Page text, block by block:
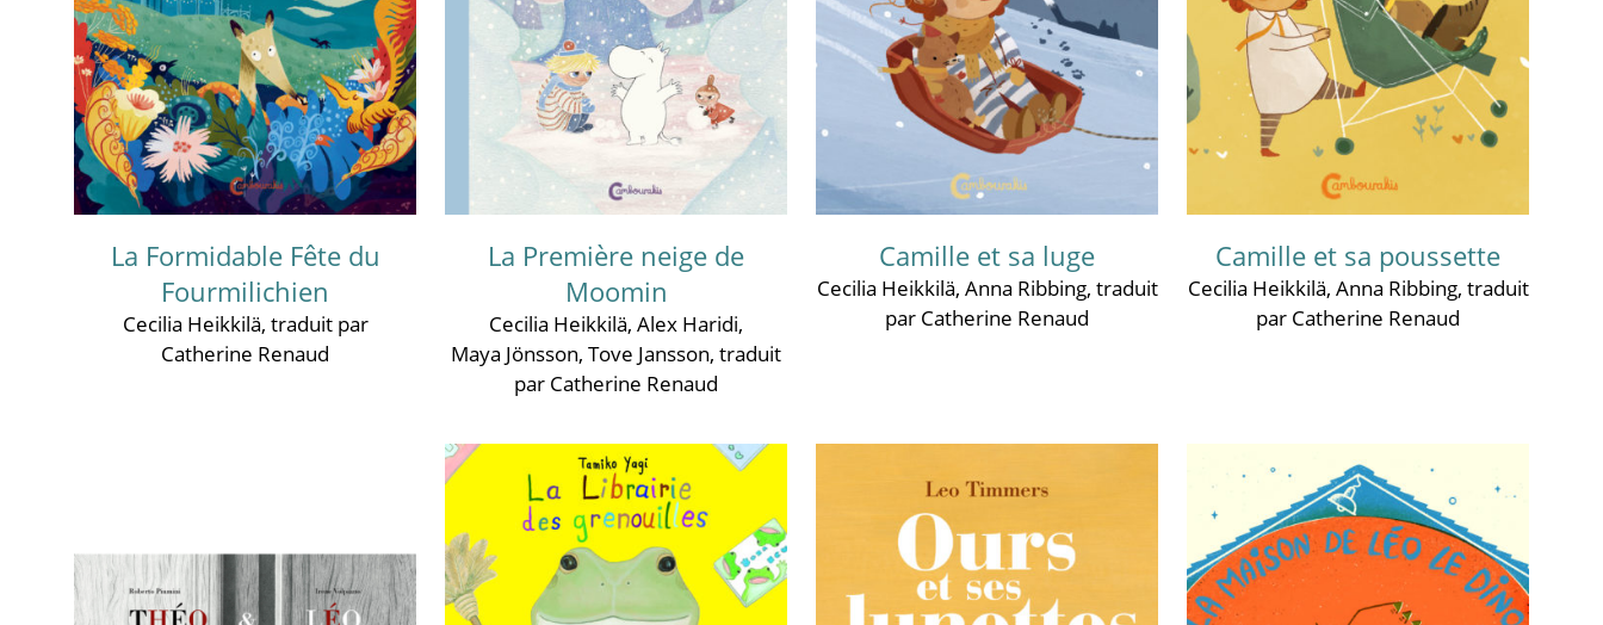
La Formidable Fête du
Fourmilichien
Cecilia Heikkilä, traduit par
Catherine Renaud
La Première neige de
Moomin
Cecilia Heikkilä, Alex Haridi,
Maya Jönsson, Tove Jansson, traduit
par Catherine Renaud
Camille et sa luge
Cecilia Heikkilä, Anna Ribbing, traduit
par Catherine Renaud
Camille et sa poussette
Cecilia Heikkilä, Anna Ribbing, traduit
par Catherine Renaud